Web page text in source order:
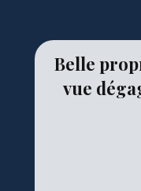
Belle
vue